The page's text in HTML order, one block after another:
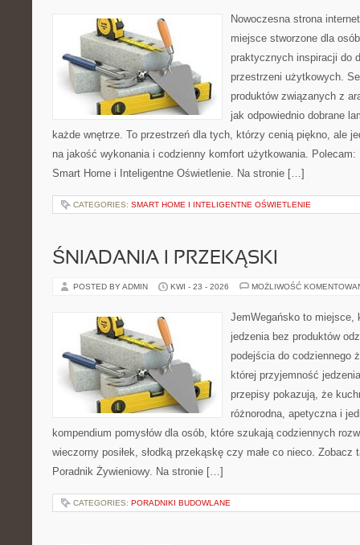
Nowoczesna strona
miejsce stworzone dla
praktycznych inspiracji do
przestrzeni użytkowych.
produktów związanych z
jak odpowiednio dobrane
każde wnętrze. To przestrzeń dla tych, którzy cenią piękno, ale
na jakość wykonania i codzienny komfort użytkowania.
Smart Home i Inteligentne Oświetlenie. Na stronie […]
CATEGORIES: SMART HOME I INTELIGENTNE OŚWIETLENIE
ŚNIADANIA I PRZEKĄSKI
POSTED BY ADMIN KWI - 23 - 2026 MOŻLIWOŚĆ
JemWegańsko to miejsce,
jedzenia bez produktów
podejścia do codziennego
której przyjemność
przepisy pokazują, że
różnorodna, apetyczna i
kompendium pomysłów dla osób, które szukają codziennych
wieczorny posiłek, słodką przekąskę czy małe co nieco.
Poradnik Żywieniowy. Na stronie […]
CATEGORIES: PORADNIKI BUDOWLANE